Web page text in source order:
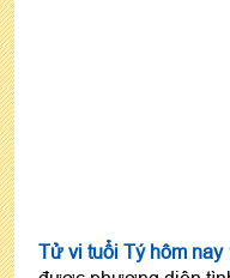
Tử vi tuổi Tý hôm nay